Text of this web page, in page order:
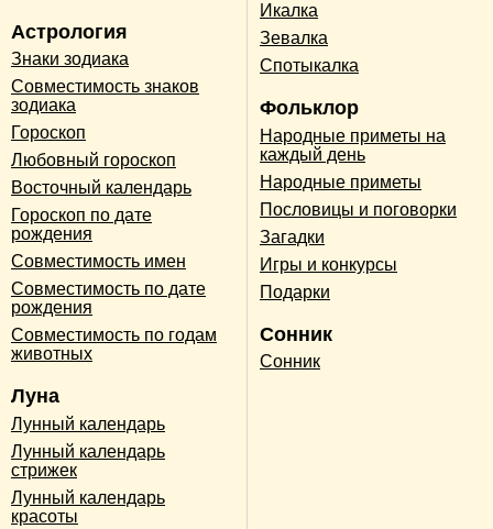
Астрология
Знаки зодиака
Совместимость знаков
зодиака
Гороскоп
Любовный гороскоп
Восточный календарь
Гороскоп по дате
рождения
Совместимость имен
Совместимость по дате
рождения
Совместимость по годам
животных
Луна
Лунный календарь
Лунный календарь
стрижек
Лунный календарь
красоты
Икалка
Зевалка
Спотыкалка
Фольклор
Народные приметы на
каждый день
Народные приметы
Пословицы и поговорки
Загадки
Игры и конкурсы
Подарки
Сонник
Сонник